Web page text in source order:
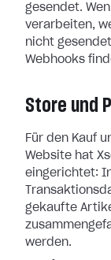
gesendet.
verarbeiten,
nicht
Webhooks
Store und
Für den Kauf
Website hat
eingerichtet:
gekaufte
werden.